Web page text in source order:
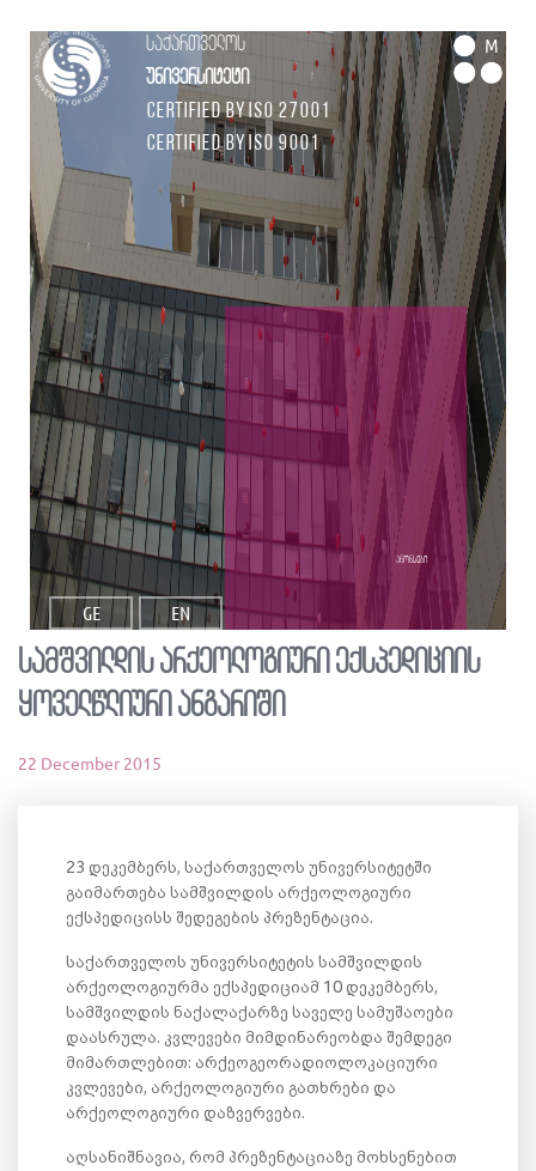
საქართველოს
უნივერსიტეტი
Certified by ISO 27001
Certified by ISO 9001
M
GE EN
ანონსები
სამშვილდის არქეოლოგიური ექსპედიციის
ყოველწლიური ანგარიში
22 December 2015
23 დეკემბერს, საქართველოს უნივერსიტეტში
გაიმართება სამშვილდის არქეოლოგიური
ექსპედიცისს შედეგების პრეზენტაცია.
საქართველოს უნივერსიტეტის სამშვილდის
არქეოლოგიურმა ექსპედიციამ 10 დეკემბერს,
სამშვილდის ნაქალაქარზე საველე სამუშაოები
დაასრულა. კვლევები მიმდინარეობდა შემდეგი
მიმართლებით: არქეოგეორადიოლოკაციური
კვლევები, არქეოლოგიური გათხრები და
არქეოლოგიური დაზვერვები.
აღსანიშნავია, რომ პრეზენტაციაზე მოხსენებით